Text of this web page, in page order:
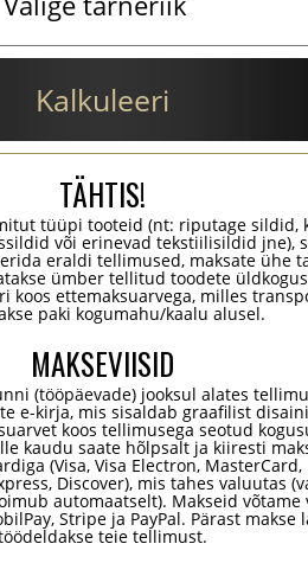
Kalkuleeri
TÄHTIS!
tüüpi tooteid (nt: riputage sildid,
või erinevad tekstiilisildid jne),
eraldi tellimused, maksate ühe
ümber tellitud toodete
koos ettemaksuarvega, milles
paki kogumahu/kaalu alusel.
MAKSEVIISID
(tööpäevade) jooksul alates
e-kirja, mis sisaldab graafilist
koos tellimusega seotud
kaudu saate hõlpsalt ja kiiresti
(Visa, Visa Electron, MasterCard,
Discover), mis tahes valuutas
automaatselt). Makseid võtame
Stripe ja PayPal. Pärast makse
teie tellimust.